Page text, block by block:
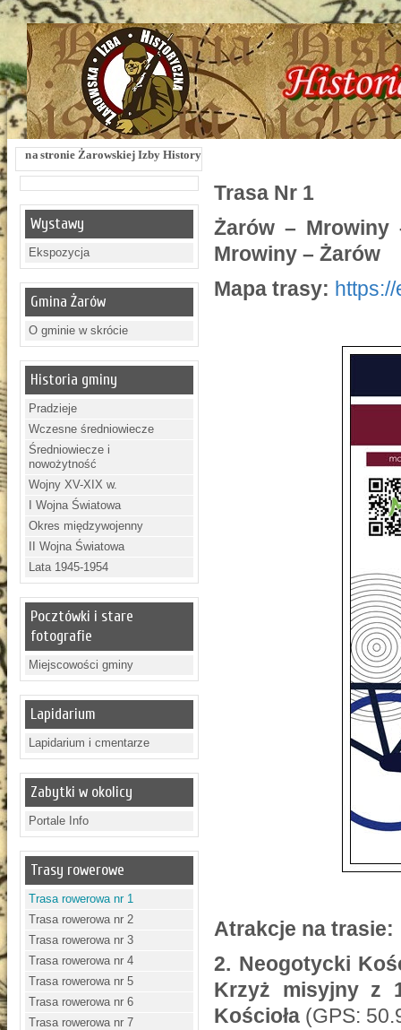
Izby Historycznej !!! Żarowska Izba Historyczna, ul. Dworcowa 3 !!!
Wystawy
Ekspozycja
Gmina Żarów
O gminie w skrócie
Historia gminy
Pradzieje
Wczesne średniowiecze
Średniowiecze i
nowożytność
Wojny XV-XIX w.
I Wojna Światowa
Okres międzywojenny
II Wojna Światowa
Lata 1945-1954
Pocztówki i stare
fotografie
Miejscowości gminy
Lapidarium
Lapidarium i cmentarze
Zabytki w okolicy
Portale Info
Trasy rowerowe
Trasa rowerowa nr 1
Trasa rowerowa nr 2
Trasa rowerowa nr 3
Trasa rowerowa nr 4
Trasa rowerowa nr 5
Trasa rowerowa nr 6
Trasa rowerowa nr 7
Trasa Nr 1
Żarów – Mrowiny
Mrowiny – Żarów
Mapa trasy:
Atrakcje na trasie:
2. Neogotycki
Krzyż misyjny z
Kościoła (GPS: